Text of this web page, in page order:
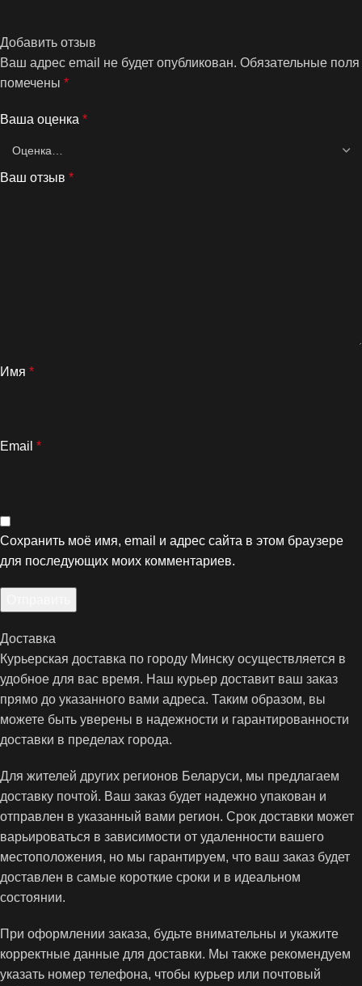
Добавить отзыв
Ваш адрес email не будет опубликован. Обязательные поля
помечены *
Ваша оценка *
Ваш отзыв *
Имя *
Email *
Сохранить моё имя, email и адрес сайта в этом браузере
для последующих моих комментариев.
Доставка
Курьерская доставка по городу Минску осуществляется в
удобное для вас время. Наш курьер доставит ваш заказ
прямо до указанного вами адреса. Таким образом, вы
можете быть уверены в надежности и гарантированности
доставки в пределах города.
Для жителей других регионов Беларуси, мы предлагаем
доставку почтой. Ваш заказ будет надежно упакован и
отправлен в указанный вами регион. Срок доставки может
варьироваться в зависимости от удаленности вашего
местоположения, но мы гарантируем, что ваш заказ будет
доставлен в самые короткие сроки и в идеальном
состоянии.
При оформлении заказа, будьте внимательны и укажите
корректные данные для доставки. Мы также рекомендуем
указать номер телефона, чтобы курьер или почтовый